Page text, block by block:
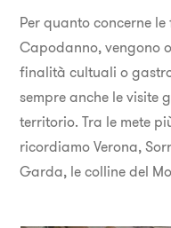
Per quanto concerne
Capodanno, vengono
finalità cultuali o
sempre anche le visite
territorio. Tra le mete
ricordiamo Verona,
Garda, le colline del